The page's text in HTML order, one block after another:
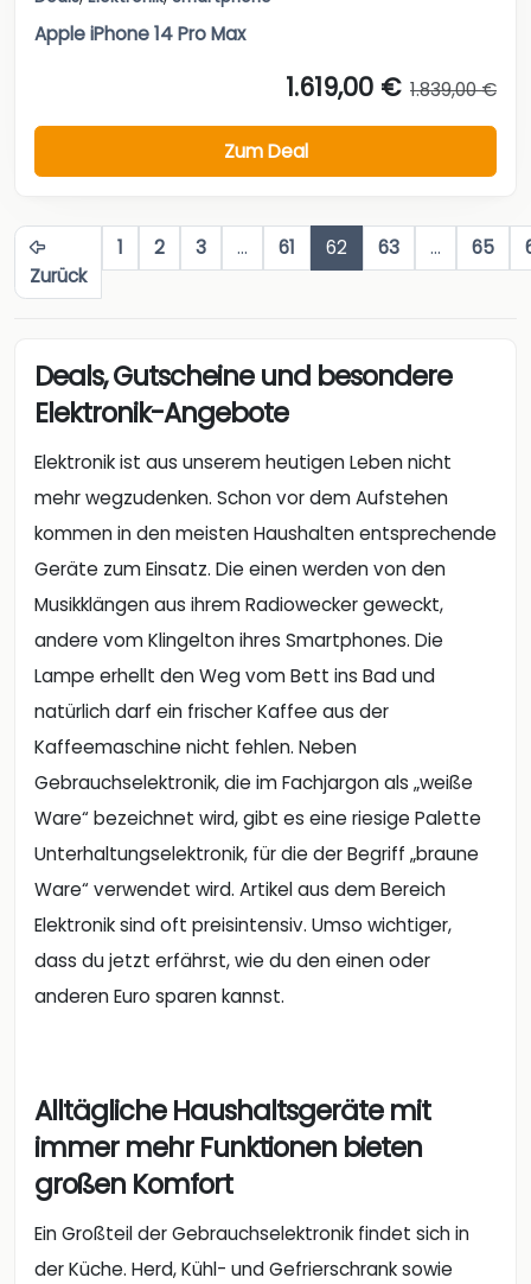
Apple iPhone 14 Pro Max
1.619,00 € 1.839,00 €
Zum Deal
Zurück
1 2 3 … 61 62 63 … 65
Deals, Gutscheine und besondere
Elektronik-Angebote
Elektronik ist aus unserem heutigen Leben nicht
mehr wegzudenken. Schon vor dem Aufstehen
kommen in den meisten Haushalten entsprechende
Geräte zum Einsatz. Die einen werden von den
Musikklängen aus ihrem Radiowecker geweckt,
andere vom Klingelton ihres Smartphones. Die
Lampe erhellt den Weg vom Bett ins Bad und
natürlich darf ein frischer Kaffee aus der
Kaffeemaschine nicht fehlen. Neben
Gebrauchselektronik, die im Fachjargon als „weiße
Ware“ bezeichnet wird, gibt es eine riesige Palette
Unterhaltungselektronik, für die der Begriff „braune
Ware“ verwendet wird. Artikel aus dem Bereich
Elektronik sind oft preisintensiv. Umso wichtiger,
dass du jetzt erfährst, wie du den einen oder
anderen Euro sparen kannst.
Alltägliche Haushaltsgeräte mit
immer mehr Funktionen bieten
großen Komfort
Ein Großteil der Gebrauchselektronik findet sich in
der Küche. Herd, Kühl- und Gefrierschrank sowie